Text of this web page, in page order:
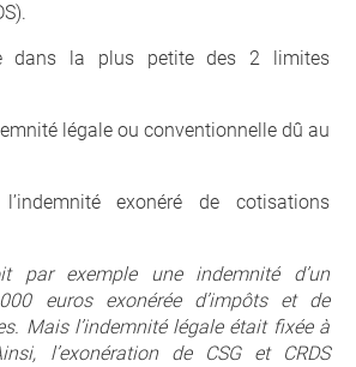
dans la plus petite des 2 limites
légale ou conventionnelle dû au
exonéré de cotisations
par exemple une indemnité d’un
euros exonérée d’impôts et de
Mais l’indemnité légale était fixée à
l’exonération de CSG et CRDS